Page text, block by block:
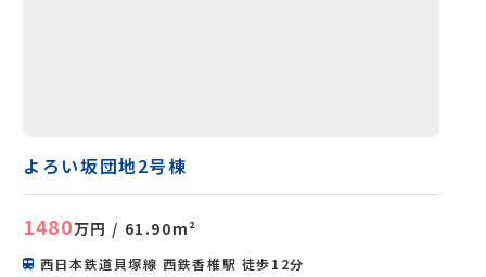
よろい坂団地2号棟
1480万円 / 61.90m²
西日本鉄道貝塚線 西鉄香椎駅 徒歩12分